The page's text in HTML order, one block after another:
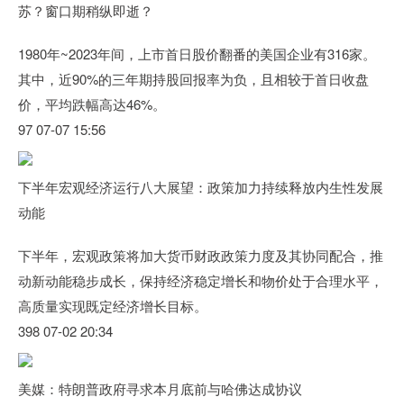
苏？窗口期稍纵即逝？
1980年~2023年间，上市首日股价翻番的美国企业有316家。
其中，近90%的三年期持股回报率为负，且相较于首日收盘
价，平均跌幅高达46%。
97 07-07 15:56
下半年宏观经济运行八大展望：政策加力持续释放内生性发展
动能
下半年，宏观政策将加大货币财政政策力度及其协同配合，推
动新动能稳步成长，保持经济稳定增长和物价处于合理水平，
高质量实现既定经济增长目标。
398 07-02 20:34
美媒：特朗普政府寻求本月底前与哈佛达成协议